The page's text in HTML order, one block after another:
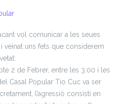
vol comunicar a les seues
veïnat uns fets que considerem
2 de Febrer, entre les 3:00 i les
Casal Popular Tio Cuc va ser
l’agressió consistí en